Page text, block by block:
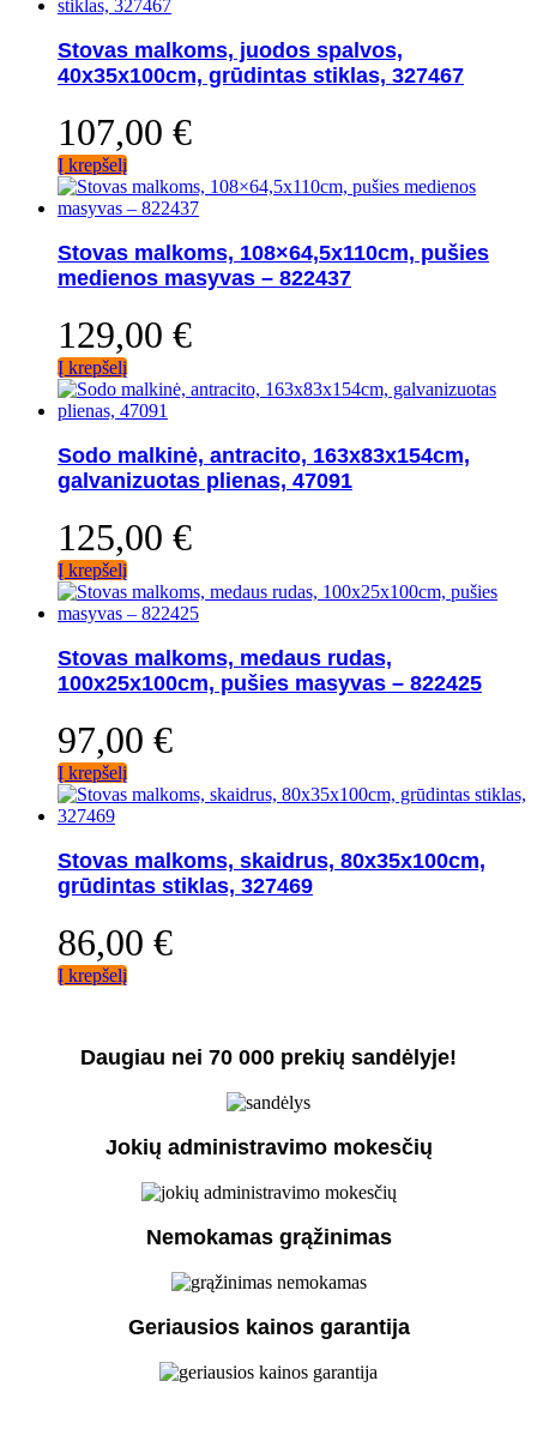
Stovas malkoms, juodos spalvos,
40x35x100cm, grūdintas stiklas, 327467
107,00 €
Į krepšelį
Stovas malkoms, 108×64,5x110cm, pušies
medienos masyvas – 822437
129,00 €
Į krepšelį
Sodo malkinė, antracito, 163x83x154cm,
galvanizuotas plienas, 47091
125,00 €
Į krepšelį
Stovas malkoms, medaus rudas,
100x25x100cm, pušies masyvas – 822425
97,00 €
Į krepšelį
Stovas malkoms, skaidrus, 80x35x100cm,
grūdintas stiklas, 327469
86,00 €
Į krepšelį
Daugiau nei 70 000 prekių sandėlyje!
Jokių administravimo mokesčių
Nemokamas grąžinimas
Geriausios kainos garantija